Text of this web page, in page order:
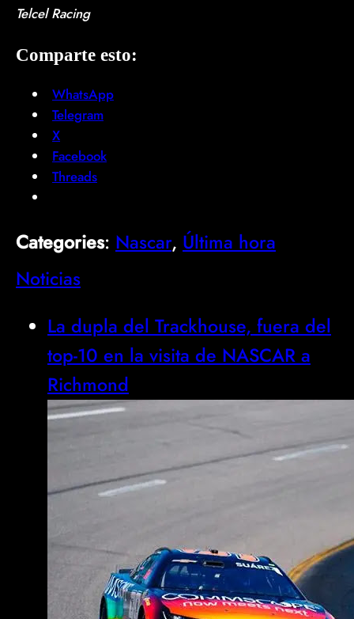
Telcel Racing
Comparte esto:
WhatsApp
Telegram
X
Facebook
Threads
Categories: Nascar, Última hora
Noticias
La dupla del Trackhouse, fuera del
top-10 en la visita de NASCAR a
Richmond